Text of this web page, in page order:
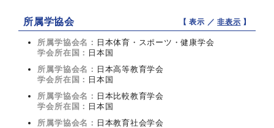
所属学協会 【 表示 ／非表示 】
所属学協会名： 日本体育・スポーツ・健康学会
学会所在国： 日本国
所属学協会名： 日本高等教育学会
学会所在国： 日本国
所属学協会名： 日本比較教育学会
学会所在国： 日本国
所属学協会名： 日本教育社会学会